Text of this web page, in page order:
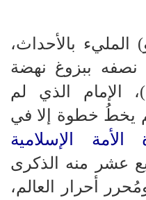
المليء بالأحداث،
نصفه ببزوغ نهضة
الإمام الذي لم
يخطُ خطوة إلا في
الإسلامية
عشر منه الذكرى
أحرار العالم،